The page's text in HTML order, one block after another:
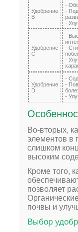
Удобрение
B
-
-
-
Удобрение
C
-
-
-
Удобрение
D
-
-
-
Во-вторых,
элементов в
слишком
высоким
Кроме того,
позволяет
почвы и
Выбор